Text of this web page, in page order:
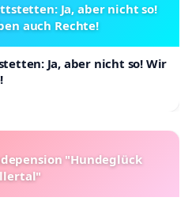
Ja, aber nicht so!
auch Rechte!
Ja, aber nicht so! Wir
"Hundeglück